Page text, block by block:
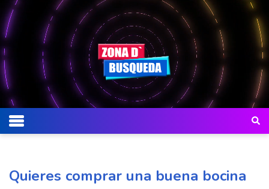
Quieres comprar una buena bocina